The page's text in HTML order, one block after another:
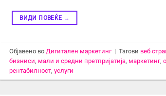
ВИДИ ПОВЕЌЕ →
Објавено во Дигитален маркетинг | Тагови веб
бизниси мали и средни претпријатија маркетинг,
рентабилност ,услуги